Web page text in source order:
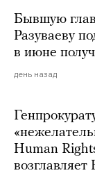
Бывшую
Разуваеву
в июне
день назад
Human